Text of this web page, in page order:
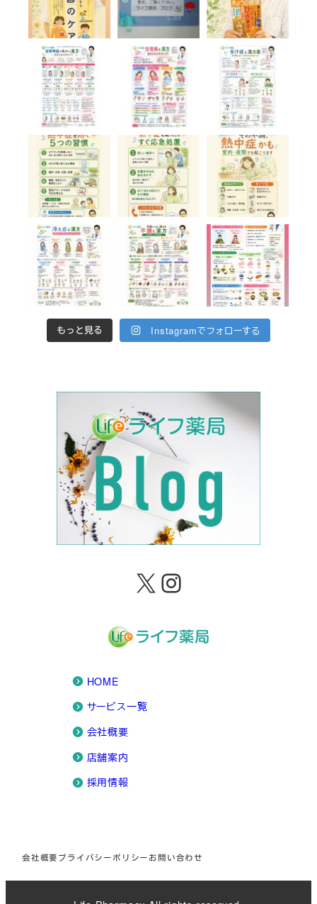
もっと見る Instagramでフォローする
X Instagram
HOME
サービス一覧
会社概要
店舗案内
採用情報
会社概要 プライバシーポリシー お問い合わせ